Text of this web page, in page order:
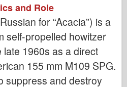
and Role
for “Acacia”) is a
self-propelled howitzer
1960s as a direct
155 mm M109 SPG.
suppress and destroy